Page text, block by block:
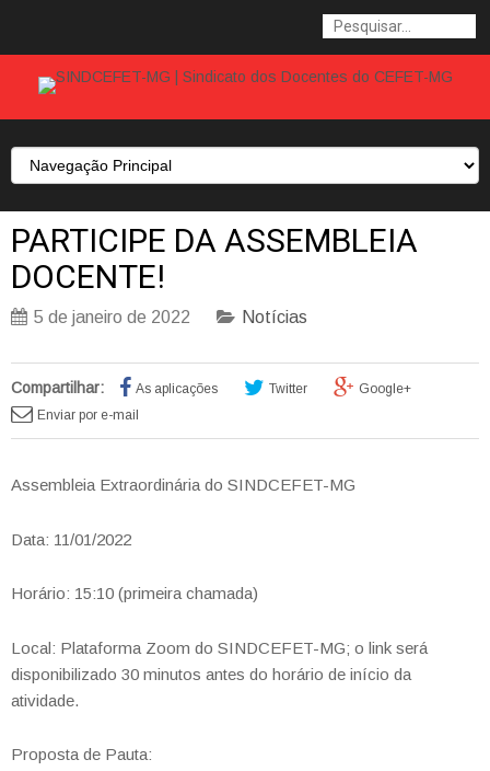
PARTICIPE DA ASSEMBLEIA
DOCENTE!
5 de janeiro de 2022 Notícias
Compartilhar: As aplicações Twitter
Google+
Enviar por e-mail
Assembleia Extraordinária do SINDCEFET-MG
Data: 11/01/2022
Horário: 15:10 (primeira chamada)
Local: Plataforma Zoom do SINDCEFET-MG; o link será
disponibilizado 30 minutos antes do horário de início da
atividade.
Proposta de Pauta: